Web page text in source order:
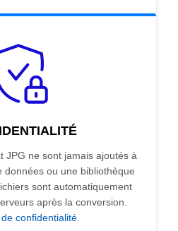
JPG ne sont jamais ajoutés à
données ou une bibliothèque
sont automatiquement
après la conversion.
confidentialité.